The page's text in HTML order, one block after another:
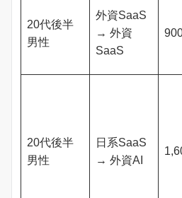
20代後半
男性
外資SaaS
→ 外資
SaaS
20代後半
男性
日系SaaS
→ 外資AI